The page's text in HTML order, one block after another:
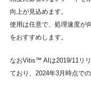
向上が見込めます。
使用は任意で、処理速度が
をおすすめします。
なおVitis™ AIは2019/11リ
ており、2024年3月時点で